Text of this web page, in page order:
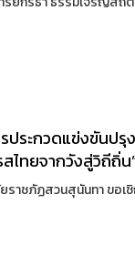
ระกวดแข่งขันปรุ
ไทยจากวังสู่วิถีถิ่
าชภัฏสวนสุนันทา ขอเ